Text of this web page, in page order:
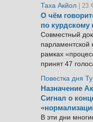
Таха Акйол | 23
О чём
по курдскому
Совместный
парламентской
рамках
принят 47
Повестка дня
Назначение
Сигнал о
В эти дни